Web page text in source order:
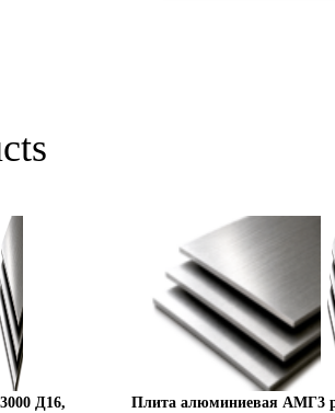
Д16,
Плита алюминиевая АМГ3